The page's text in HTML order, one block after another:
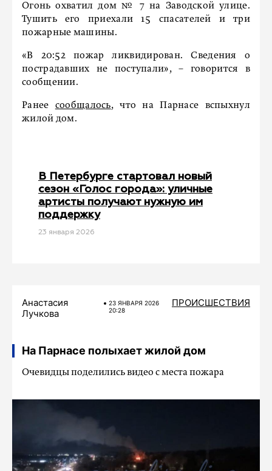
Огонь охватил дом № 7 на Заводской улице.
Тушить его приехали 15 спасателей и три
пожарные машины.
«В 20:52 пожар ликвидирован. Сведения о
пострадавших не поступали», – говорится в
сообщении.
Ранее сообщалось, что на Парнасе вспыхнул
жилой дом.
В Петербурге стартовал новый
сезон «Голос города»: уличные
артисты получают нужную им
поддержку
23 января 2026
Анастасия
Лучкова
23 ЯНВАРЯ 2026
20:28
ПРОИСШЕСТВИЯ
На Парнасе полыхает жилой дом
Очевидцы поделились видео с места пожара